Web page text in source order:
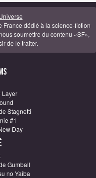
France dédié à la science-fiction
soumettre du contenu «SF»,
de le traiter.
Layer
Stagnetti
#1
Day
Gumball
no Yaiba